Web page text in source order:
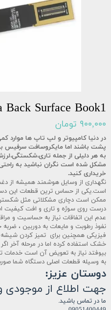
Back Surface Book1
۹۰۰,۰۰۰ تومان
در دنیا کامپیوتر و لپ تاپ ها موارد
به هر دلیلی از جمله
مشکل شده است نگران نباشید به
خریداری کنید.
نگهداری از وسایل هوشمند همیشه از
است.یکی از حساس ترین قطعات این
ممکن است دچاری مشکلاتی مثل
درست روی سوژه و تاری و افت کیفیت
عدم این اتفاقات نیاز به حساسیت و
نفوذ رطوبت و مایعات به دوربین ،
فیزیکی همچنین برای تمیز کردن شیشه
خشک استفاده کرده اما در مرحله آخر
بیوفتد نیاز به تعویض آن است
به وسیله قطعات اصلی دستگاه شما
دوستان عزیز:
جهت اطلاع از
ما در تماس باشید.